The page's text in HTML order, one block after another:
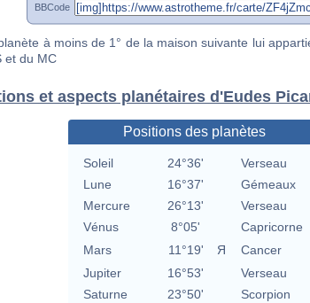
BBCode
à moins de 1° de la maison suivante lui
et du MC
et aspects planétaires d'Eudes
Positions des planètes
Soleil 24°36'
Verseau
Lune
16°37'
Gémeaux
Mercure
26°13'
Verseau
Vénus
8°05'
Capricorne
Mars
11°19' Я
Cancer
Jupiter
16°53'
Verseau
Saturne
23°50'
Scorpion